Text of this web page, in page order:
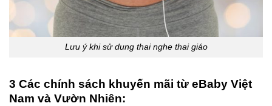
Lưu ý khi sử dung thai nghe thai giáo
3 Các chính sách khuyến mãi từ eBaby Việt
Nam và Vườn Nhiên: